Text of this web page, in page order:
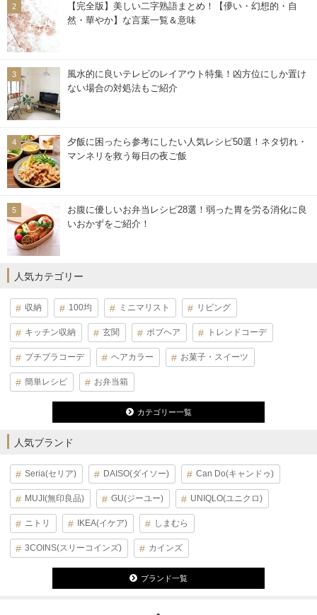
【完全版】美しい二字熟語まとめ！【儚い・幻想的・自
然・華やか】な言葉一覧＆意味
風水的に良いテレビのレイアウト特集！凶方位にしか置け
ない場合の対処法もご紹介
夕飯に困ったら参考にしたい人気レシピ50選！ネタ切れ・
マンネリを救う毎日の夜ご飯
お腹に優しいお弁当レシピ28選！弱った胃を労る消化に良
いおかずをご紹介！
人気カテゴリー
収納 100均 ミニマリスト リビング
キッチン収納 玄関 ボブヘア トレンドコーデ
プチプラコーデ ヘアカラー お菓子・スイーツ
簡単レシピ お弁当箱
カテゴリー一覧
人気ブランド
Seria(セリア) DAISO(ダイソー) Can Do(キャンドゥ)
MUJI(無印良品) GU(ジーユー) UNIQLO(ユニクロ)
ニトリ IKEA(イケア) しまむら
3COINS(スリーコインズ) カインズ
ブランド一覧